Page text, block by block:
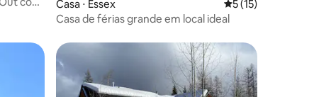
Casa ⋅ Essex 5 de uma
5 (15)
Casa de férias grande em local ideal